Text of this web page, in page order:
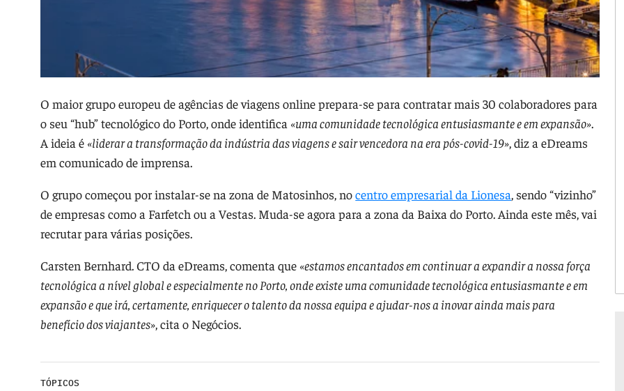
O maior grupo europeu de agências de viagens online prepara-se para contratar mais 30 colaboradores para
o seu “hub” tecnológico do Porto, onde identifica «uma comunidade tecnológica entusiasmante e em expansão»
A ideia é «liderar a transformação da indústria das viagens e sair vencedora na era pós-covid-19» , diz a eDreams
em comunicado de imprensa.
O grupo começou por instalar-se na zona de Matosinhos, nocentro empresarial da Lionesa , sendo “vizinho”
de empresas como a Farfetch ou a Vestas. Muda-se agora para a zona da Baixa do Porto. Ainda este mês, vai
recrutar para várias posições.
Carsten Bernhard. CTO da eDreams, comenta que «estamos encantados em continuar a expandir a nossa força
tecnológica a nível global e especialmente no Porto, onde existe uma comunidade tecnológica entusiasmante e em
expansão e que irá, certamente, enriquecer o talento da nossa equipa e ajudar-nos a inovar ainda mais para
benefício dos viajantes» , cita o Negócios.
TÓPICOS